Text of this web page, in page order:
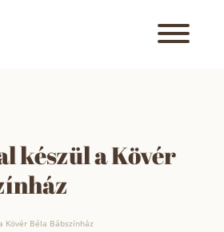
készül a Kövér
Kövér Béla Bábszínház